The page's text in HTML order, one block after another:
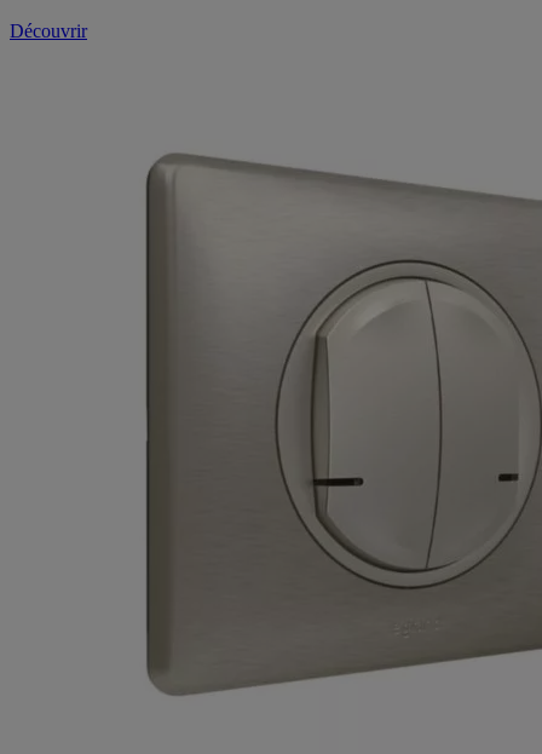
Découvrir